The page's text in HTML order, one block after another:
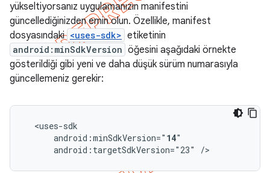
yükseltiyorsanız uygulamanızın manifestini
güncellediğinizden emin olun. Özellikle, manifest
dosyasındaki <uses-sdk> etiketinin
android:minSdkVersion öğesini aşağıdaki örnekte
gösterildiği gibi yeni ve daha düşük sürüm numarasıyla
güncellemeniz gerekir:
android:minSdkVersion=" 14
android:targetSdkVersion="23"
/>